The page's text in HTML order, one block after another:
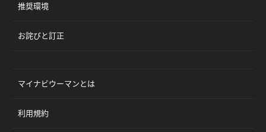
推奨環境
お詫びと訂正
マイナビウーマンとは
利用規約